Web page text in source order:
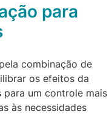
para
combinação de
os efeitos da
para um controle mais
às necessidades